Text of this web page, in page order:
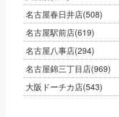
名古屋春日井店(508)
名古屋駅前店(619)
名古屋八事店(294)
名古屋錦三丁目店(969)
大阪ドーチカ店(543)